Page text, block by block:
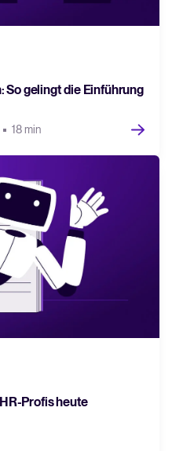
gelingt die Einführung
18 min
Profis heute